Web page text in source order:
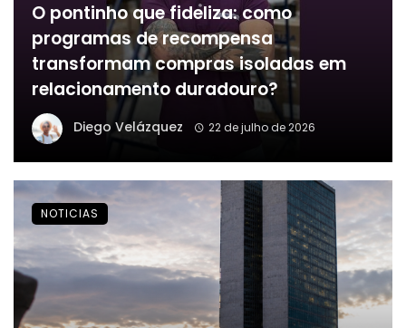
O pontinho que fideliza: como
programas de recompensa
transformam compras isoladas em
relacionamento duradouro?
Diego Velázquez 22 de julho de 2026
NOTICIAS